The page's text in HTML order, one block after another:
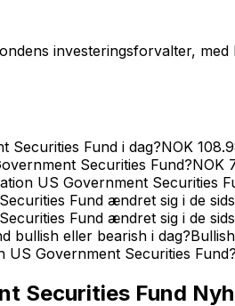
investeringsforvalter,
Securities Fund i dag?NOK
Securities Fund?NOK
US Government Securities
Fund ændret sig i de
Fund ændret sig i de
bullish eller bearish i dag?Bullish
Government Securities Fund?
Securities Fund